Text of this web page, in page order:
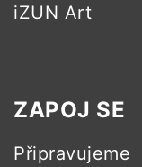
iZUN Art
ZAPOJ SE
Připravujeme